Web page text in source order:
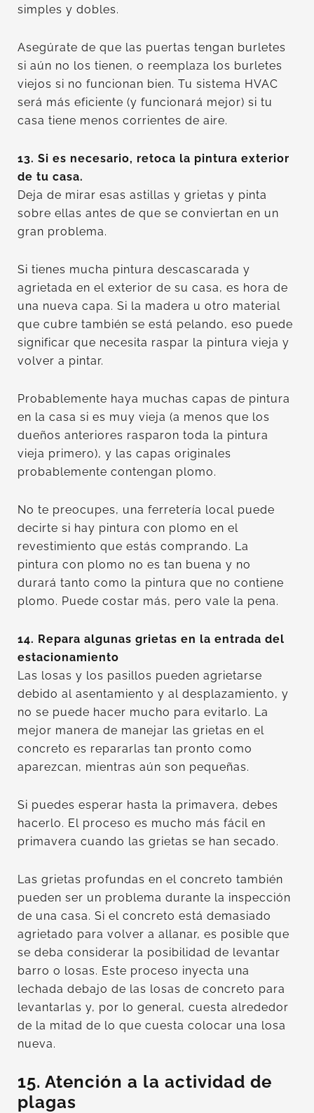
simples y dobles.
Asegúrate de que las puertas tengan burletes
si aún no los tienen, o reemplaza los burletes
viejos si no funcionan bien. Tu sistema HVAC
será más eficiente (y funcionará mejor) si tu
casa tiene menos corrientes de aire.
13. Si es necesario, retoca la pintura exterior
de tu casa.
Deja de mirar esas astillas y grietas y pinta
sobre ellas antes de que se conviertan en un
gran problema.
Si tienes mucha pintura descascarada y
agrietada en el exterior de su casa, es hora de
una nueva capa. Si la madera u otro material
que cubre también se está pelando, eso puede
significar que necesita raspar la pintura vieja y
volver a pintar.
Probablemente haya muchas capas de pintura
en la casa si es muy vieja (a menos que los
dueños anteriores rasparon toda la pintura
vieja primero), y las capas originales
probablemente contengan plomo.
No te preocupes, una ferretería local puede
decirte si hay pintura con plomo en el
revestimiento que estás comprando. La
pintura con plomo no es tan buena y no
durará tanto como la pintura que no contiene
plomo. Puede costar más, pero vale la pena.
14. Repara algunas grietas en la entrada del
estacionamiento
Las losas y los pasillos pueden agrietarse
debido al asentamiento y al desplazamiento, y
no se puede hacer mucho para evitarlo. La
mejor manera de manejar las grietas en el
concreto es repararlas tan pronto como
aparezcan, mientras aún son pequeñas.
Si puedes esperar hasta la primavera, debes
hacerlo. El proceso es mucho más fácil en
primavera cuando las grietas se han secado.
Las grietas profundas en el concreto también
pueden ser un problema durante la inspección
de una casa. Si el concreto está demasiado
agrietado para volver a allanar, es posible que
se deba considerar la posibilidad de levantar
barro o losas. Este proceso inyecta una
lechada debajo de las losas de concreto para
levantarlas y, por lo general, cuesta alrededor
de la mitad de lo que cuesta colocar una losa
nueva.
15. Atención a la actividad de
plagas